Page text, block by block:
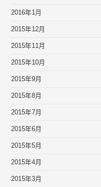
2016年1月
2015年12月
2015年11月
2015年10月
2015年9月
2015年8月
2015年7月
2015年6月
2015年5月
2015年4月
2015年3月